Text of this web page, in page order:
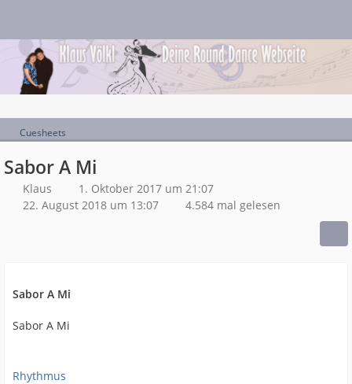
Cuesheets
Sabor A Mi
Klaus
1. Oktober 2017 um 21:07
22. August 2018 um 13:07
4.584 mal gelesen
Sabor A Mi
Sabor A Mi
Rhythmus